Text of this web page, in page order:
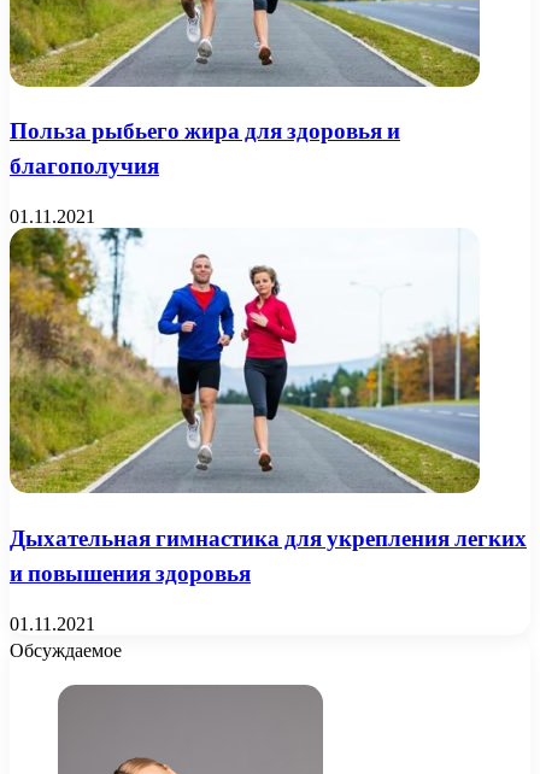
Польза рыбьего жира для здоровья и
благополучия
01.11.2021
Дыхательная гимнастика для укрепления легких
и повышения здоровья
01.11.2021
Обсуждаемое